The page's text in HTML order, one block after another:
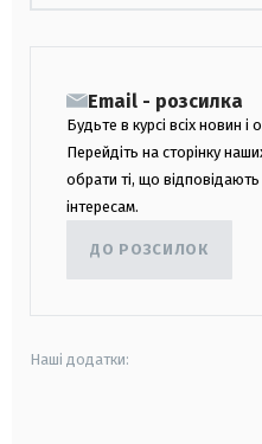
Email - розсилка
Будьте в курсі всіх новин і
Перейдіть на сторінку
обрати ті, що
інтересам.
ДО РОЗСИЛОК
Наші додатки: